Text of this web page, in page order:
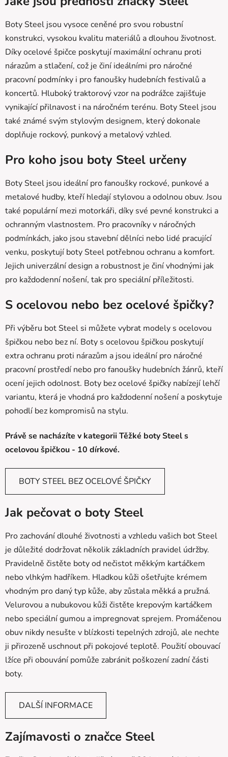
á
d
a
c
í
p
r
k
y
v
ý
s
Boty Steel jsou vysoce ceněné pro svou robustní
konstrukci, vysokou kvalitu materiálů a dlouhou životnost.
Díky ocelové špičce poskytují maximální ochranu proti
nárazům a stlačení, což je činí ideálními pro náročné
pracovní podmínky i pro fanoušky hudebních festivalů a
koncertů. Hluboký traktorový vzor na podrážce zajišťuje
vynikající přilnavost i na náročném terénu. Boty Steel jsou
také známé svým stylovým designem, který dokonale
doplňuje rockový, punkový a metalový vzhled.
Pro koho jsou boty Steel určeny
Boty Steel jsou ideální pro fanoušky rockové, punkové a
metalové hudby, kteří hledají stylovou a odolnou obuv. Jsou
také populární mezi motorkáři, díky své pevné konstrukci a
ochranným vlastnostem. Pro pracovníky v náročných
podmínkách, jako jsou stavební dělníci nebo lidé pracující
venku, poskytují boty Steel potřebnou ochranu a komfort.
Jejich univerzální design a robustnost je činí vhodnými jak
pro každodenní nošení, tak pro speciální příležitosti.
S ocelovou nebo bez ocelové špičky?
Při výběru bot Steel si můžete vybrat modely s ocelovou
špičkou nebo bez ní. Boty s ocelovou špičkou poskytují
extra ochranu proti nárazům a jsou ideální pro náročné
pracovní prostředí nebo pro fanoušky hudebních žánrů, kteří
ocení jejich odolnost. Boty bez ocelové špičky nabízejí lehčí
variantu, která je vhodná pro každodenní nošení a poskytuje
pohodlí bez kompromisů na stylu.
Právě se nacházíte v kategorii Těžké boty Steel s
ocelovou špičkou - 10 dírkové.
BOTY STEEL BEZ OCELOVÉ ŠPIČKY
Jak pečovat o boty Steel
Pro zachování dlouhé životnosti a vzhledu vašich bot Steel
je důležité dodržovat několik základních pravidel údržby.
Pravidelně čistěte boty od nečistot měkkým kartáčkem
nebo vlhkým hadříkem. Hladkou kůži ošetřujte krémem
vhodným pro daný typ kůže, aby zůstala měkká a pružná.
Velurovou a nubukovou kůži čistěte krepovým kartáčkem
nebo speciální gumou a impregnovat sprejem. Promáčenou
obuv nikdy nesušte v blízkosti tepelných zdrojů, ale nechte
ji přirozeně uschnout při pokojové teplotě. Použití obouvací
lžíce při obouvání pomůže zabránit poškození zadní části
boty.
DALŠÍ INFORMACE
Zajímavosti o značce Steel